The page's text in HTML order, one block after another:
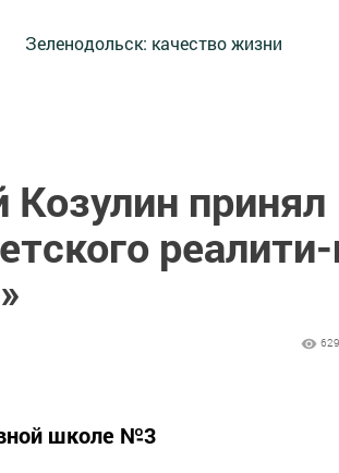
⁠Зеленодольск: качество жизни
принял
629
школе №3